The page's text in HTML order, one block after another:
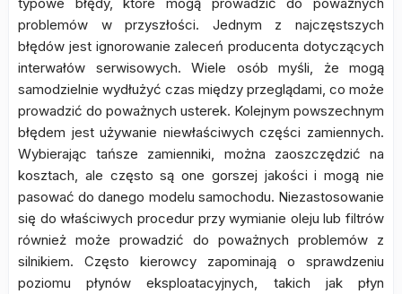
problemów w przyszłości. Jednym z najczęstszych
błędów jest ignorowanie zaleceń producenta dotyczących
interwałów serwisowych. Wiele osób myśli, że mogą
samodzielnie wydłużyć czas między przeglądami, co może
prowadzić do poważnych usterek. Kolejnym powszechnym
błędem jest używanie niewłaściwych części zamiennych.
Wybierając tańsze zamienniki, można zaoszczędzić na
kosztach, ale często są one gorszej jakości i mogą nie
pasować do danego modelu samochodu. Niezastosowanie
się do właściwych procedur przy wymianie oleju lub filtrów
również może prowadzić do poważnych problemów z
silnikiem. Często kierowcy zapominają o sprawdzeniu
poziomu płynów eksploatacyjnych, takich jak płyn